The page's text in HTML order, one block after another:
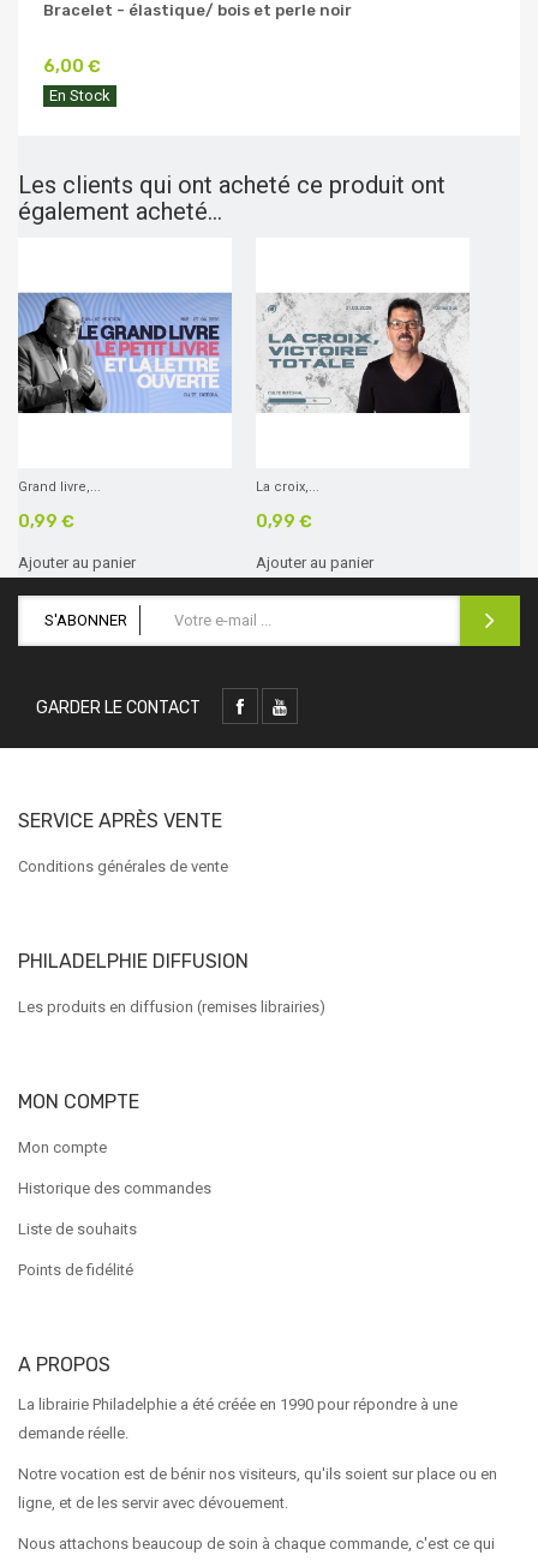
Bracelet - élastique/ bois et perle noir
6,00 €
En Stock
Les clients qui ont acheté ce produit ont
également acheté...
Grand livre,...
0,99 €
Ajouter au panier
La croix,...
0,99 €
Ajouter au panier
S'ABONNER
GARDER LE CONTACT
SERVICE APRÈS VENTE
Conditions générales de vente
PHILADELPHIE DIFFUSION
Les produits en diffusion (remises librairies)
MON COMPTE
Mon compte
Historique des commandes
Liste de souhaits
Points de fidélité
A PROPOS
La librairie Philadelphie a été créée en 1990 pour répondre à une
demande réelle.
Notre vocation est de bénir nos visiteurs, qu'ils soient sur place ou en
ligne, et de les servir avec dévouement.
Nous attachons beaucoup de soin à chaque commande, c'est ce qui